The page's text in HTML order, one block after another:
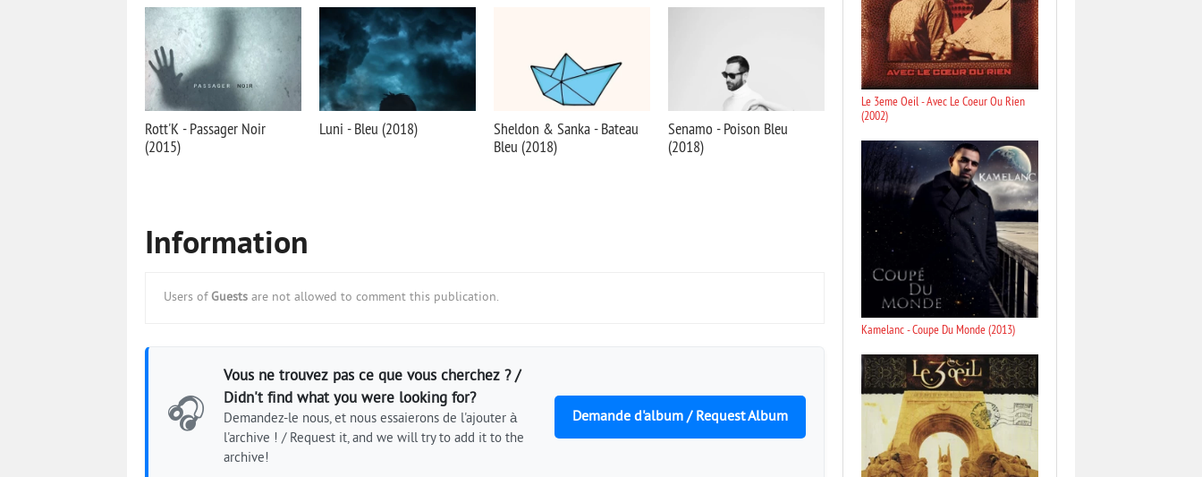
Rott'K - Passager Noir
(2015)
Luni - Bleu (2018)
Sheldon & Sanka - Bateau
Bleu (2018)
Senamo - Poison Bleu
(2018)
Information
Users of Guests are not allowed to comment this publication.
🎧
Vous ne trouvez pas ce que vous cherchez ? /
Didn't find what you were looking for?
Demandez-le nous, et nous essaierons de l'ajouter à
l'archive ! / Request it, and we will try to add it to the
archive!
Demande d'album / Request Album
Le 3eme Oeil - Avec Le Coeur Ou Rien
(2002)
Kamelanc - Coupe Du Monde (2013)